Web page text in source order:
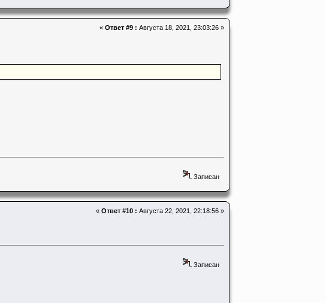
« Ответ #9 : Августа 18, 2021, 23:03:26 »
Записан
« Ответ #10 : Августа 22, 2021, 22:18:56 »
Записан